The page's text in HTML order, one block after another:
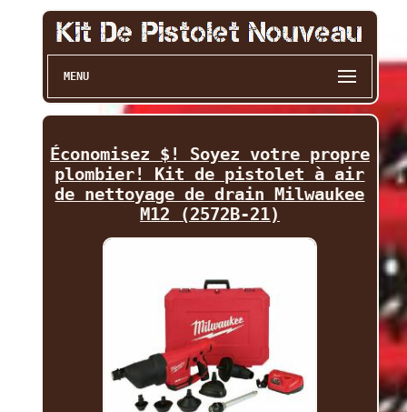
MENU
Économisez $! Soyez votre propre
plombier! Kit de pistolet à air
de nettoyage de drain Milwaukee
M12 (2572B-21)